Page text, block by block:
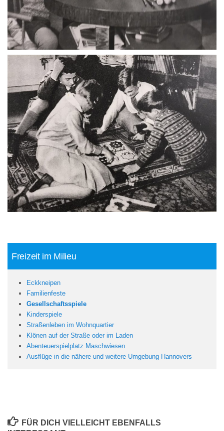
Freizeit im Milieu
Eckkneipen
Familienfeste
Gesellschaftsspiele
Kinderspiele
Straßenleben im Wohnquartier
Klönen auf der Straße oder im Laden
Abenteuerspielplatz Maschwiesen
Ausflüge in die nähere und weitere Umgebung Hannovers
FÜR DICH VIELLEICHT EBENFALLS